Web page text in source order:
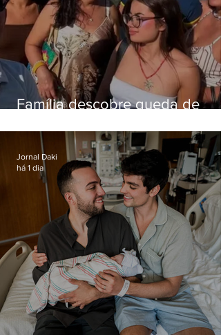
Família descobre queda de
enquanto aguardava segundo
voo
Jornal Daki
há 1 dia